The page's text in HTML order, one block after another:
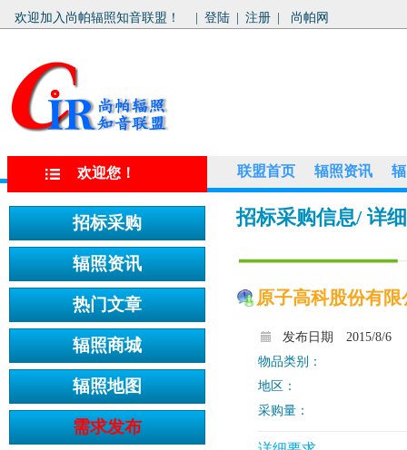
欢迎加入尚帕辐照知音联盟！ 登陆 注册 尚帕网
欢迎您！ 联盟首页 辐照资讯
招标采购信息/ 详
原子高科股份有
发布日期
2015/8/6
物品类别：
地区：
采购量：